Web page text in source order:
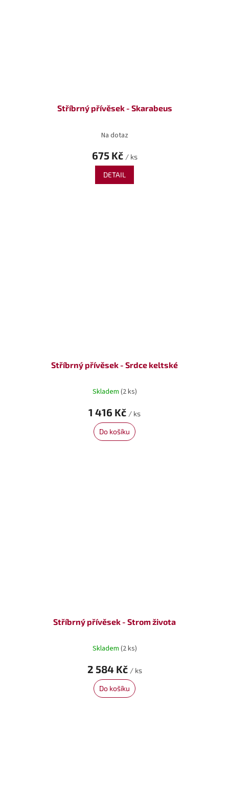
Stříbrný přívěsek - Skarabeus
Na dotaz
675 Kč / ks
DETAIL
Stříbrný přívěsek - Srdce keltské
Skladem (2 ks)
1 416 Kč / ks
Do košíku
Stříbrný přívěsek - Strom života
Skladem (2 ks)
2 584 Kč / ks
Do košíku